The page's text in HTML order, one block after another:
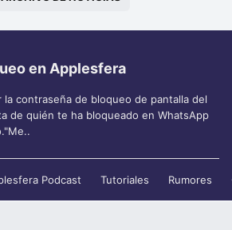
en Applesfera
la contraseña de bloqueo de pantalla del
de quién te ha bloqueado en WhatsApp
Podcast Tutoriales Rumores